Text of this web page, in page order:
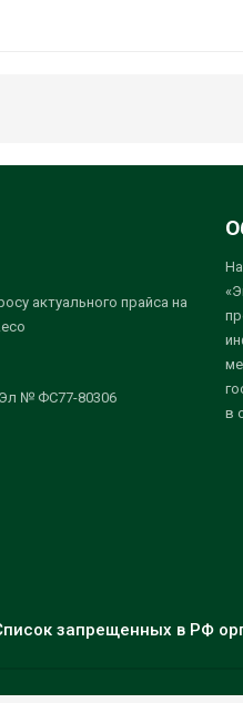
актуального прайса на
№ ФС77-80306
в
запрещенных в РФ